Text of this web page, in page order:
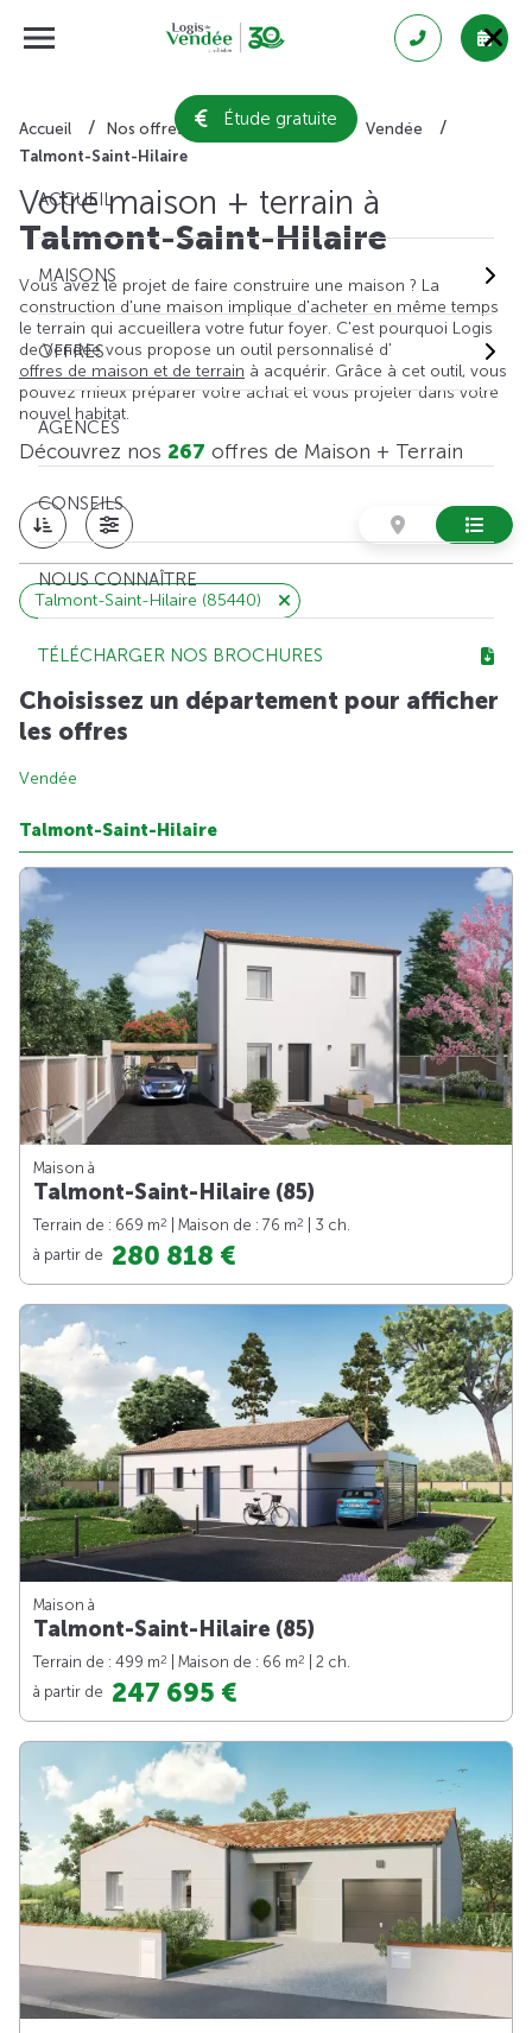
Étude gratuite
ACCUEIL
MAISONS
OFFRES
AGENCES
CONSEILS
NOUS CONNAÎTRE
TÉLÉCHARGER NOS BROCHURES
Accueil Nos offres de maison + terrain
Vendée
Talmont-Saint-Hilaire
Votre maison + terrain à
Talmont-Saint-Hilaire
Vous avez le projet de faire construire une maison ? La
construction d'une maison implique d'acheter en même temps
le terrain qui accueillera votre futur foyer. C'est pourquoi Logis
de Vendée vous propose un outil personnalisé d'
offres de maison et de terrain à acquérir. Grâce à cet outil, vous
pouvez mieux préparer votre achat et vous projeter dans votre
nouvel habitat.
Découvrez nos 267 offres de Maison + Terrain
Talmont-Saint-Hilaire (85440)
Choisissez un département pour afficher
les offres
Vendée
Talmont-Saint-Hilaire
Maison à
Talmont-Saint-Hilaire (85)
Terrain de : 669 m2 | Maison de : 76 m2
| 3 ch.
à partir de 280 818 €
Maison à
Talmont-Saint-Hilaire (85)
Terrain de : 499 m2 | Maison de : 66 m2
| 2 ch.
à partir de 247 695 €